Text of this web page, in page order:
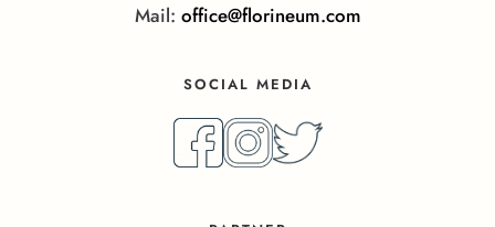
Mail: office@florineum.com
SOCIAL MEDIA